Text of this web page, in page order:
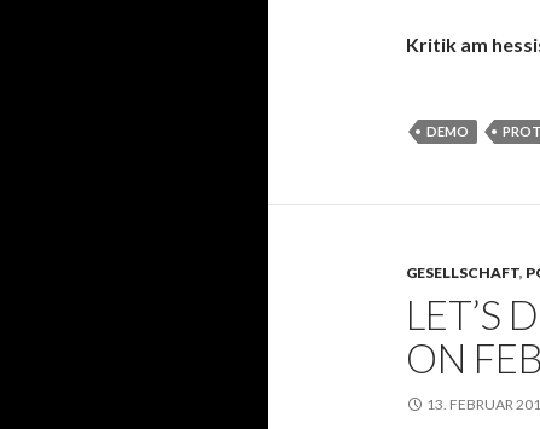
Kritik am
DEMO
GESELLSCHAFT,
LET’S
ON
13. FEBRUAR